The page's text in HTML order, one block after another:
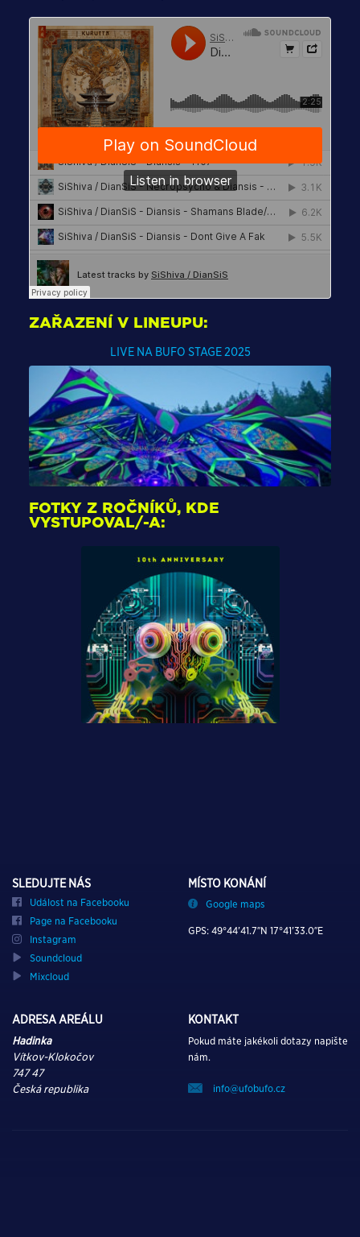
ZAŘAZENÍ V LINEUPU:
LIVE NA BUFO STAGE 2025
FOTKY Z ROČNÍKŮ, KDE
VYSTUPOVAL/-A:
SLEDUJTE NÁS
Událost na Facebooku
Page na Facebooku
Instagram
Soundcloud
Mixcloud
MÍSTO KONÁNÍ
Google maps
GPS: 49°44’41.7″N 17°41’33.0″E
ADRESA AREÁLU
Hadinka
Vítkov-Klokočov
747 47
Česká republika
KONTAKT
Pokud máte jakékoli dotazy napište
nám.
info@ufobufo.cz